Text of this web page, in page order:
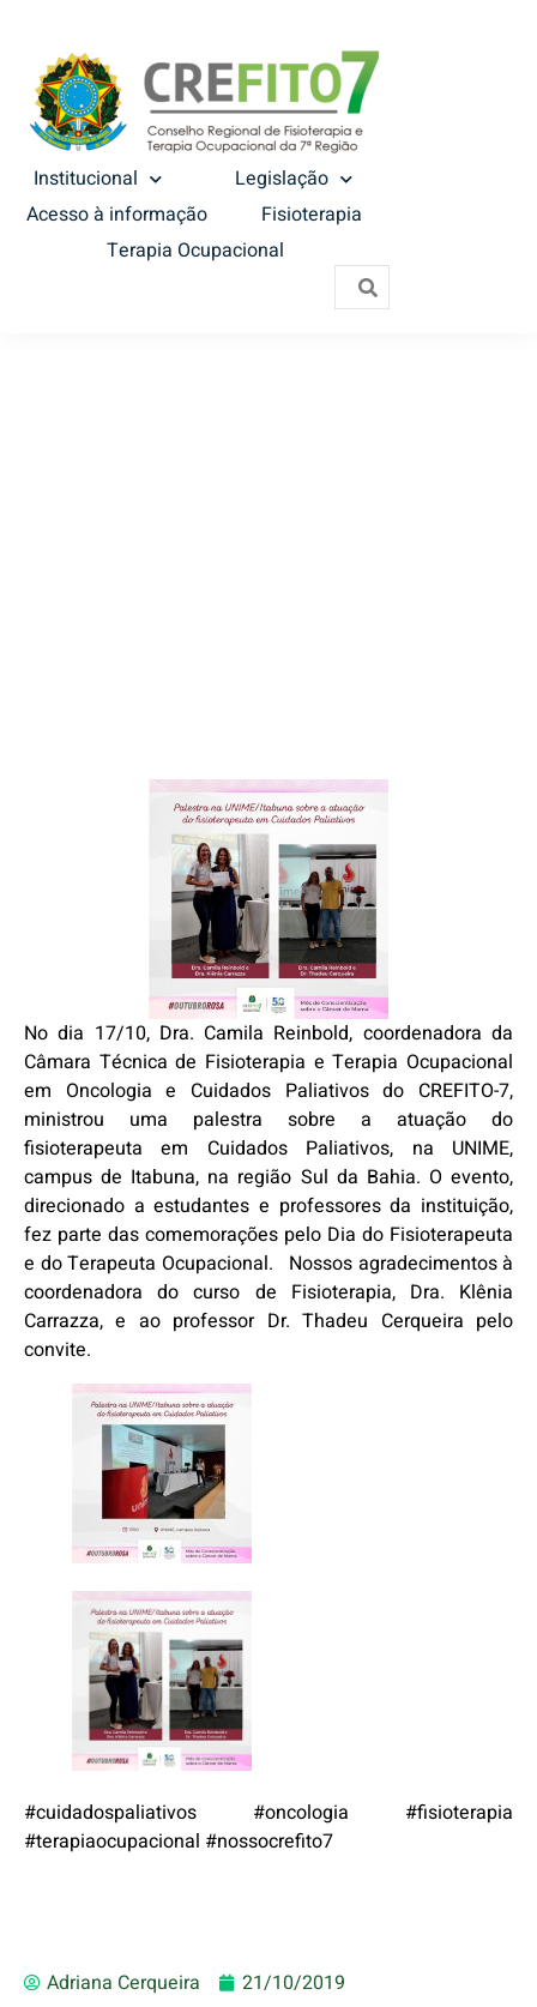
Institucional
Legislação
Acesso à informação
Fisioterapia
Terapia Ocupacional
No dia 17/10, Dra. Camila Reinbold, coordenadora da
Câmara Técnica de Fisioterapia e Terapia Ocupacional
em Oncologia e Cuidados Paliativos do CREFITO-7,
ministrou uma palestra sobre a atuação do
fisioterapeuta em Cuidados Paliativos, na UNIME,
campus de Itabuna, na região Sul da Bahia. O evento,
direcionado a estudantes e professores da instituição,
fez parte das comemorações pelo Dia do Fisioterapeuta
e do Terapeuta Ocupacional. Nossos agradecimentos à
coordenadora do curso de Fisioterapia, Dra. Klênia
Carrazza, e ao professor Dr. Thadeu Cerqueira pelo
convite.
#cuidadospaliativos #oncologia #fisioterapia
#terapiaocupacional #nossocrefito7
Adriana Cerqueira 21/10/2019